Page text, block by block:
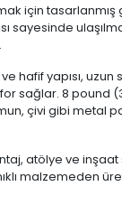
için tasarlanmış
sayesinde
hafif yapısı, uzun
sağlar. 8 pound
çivi gibi metal
atölye ve inşaat
malzemeden